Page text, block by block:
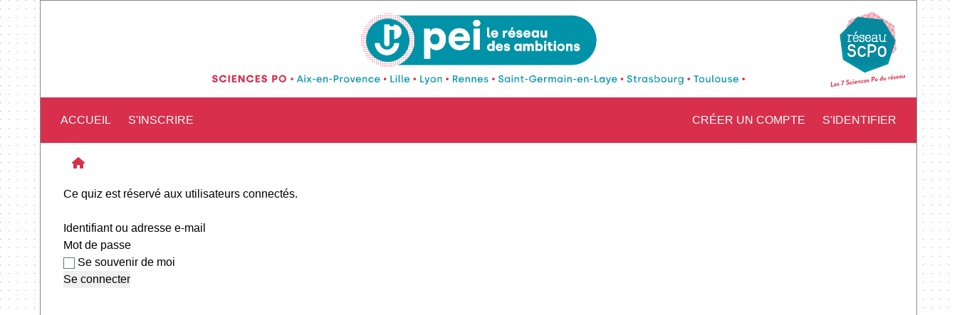
ACCUEIL S'INSCRIRE CRÉER UN COMPTE S'IDENTIFIER
Ce quiz est réservé aux utilisateurs connectés.
Identifiant ou adresse e-mail
Mot de passe
Se souvenir de moi